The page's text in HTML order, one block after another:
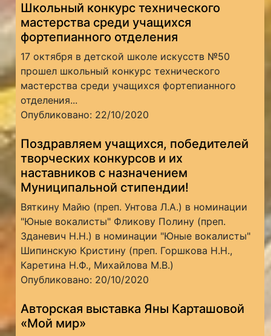
Школьный конкурс технического
мастерства среди учащихся
фортепианного отделения
17 октября в детской школе искусств №50
прошел школьный конкурс технического
мастерства среди учащихся фортепианного
отделения...
Опубликовано: 22/10/2020
Поздравляем учащихся, победителей
творческих конкурсов и их
наставников с назначением
Муниципальной стипендии!
Вяткину Майю (преп. Унтова Л.А.) в номинации
"Юные вокалисты" Фликову Полину (преп.
Зданевич Н.Н.) в номинации "Юные вокалисты"
Шипинскую Кристину (преп. Горшкова Н.Н.,
Каретина Н.Ф., Михайлова М.В.)
Опубликовано: 20/10/2020
Авторская выставка Яны Карташовой
«Мой мир»